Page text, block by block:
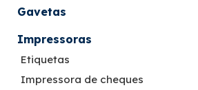
Gavetas
Impressoras
Etiquetas
Impressora de cheques